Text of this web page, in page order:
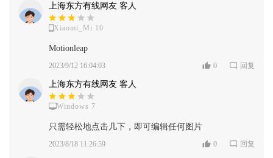
上海东方有线网友 客人
Xiaomi_Mi 10
Motionleap
2023/9/12 16:04:03 0 回复
上海东方有线网友 客人
Windows 7
只需轻松地点击几下，即可编辑任何图片
2023/8/18 11:26:59 0 回复